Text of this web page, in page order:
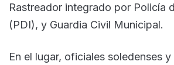
Rastreador integrado por Policía
(PDI), y Guardia Civil Municipal.
En el lugar, oficiales soledenses